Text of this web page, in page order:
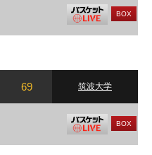
BOX
69 筑波大学
BOX